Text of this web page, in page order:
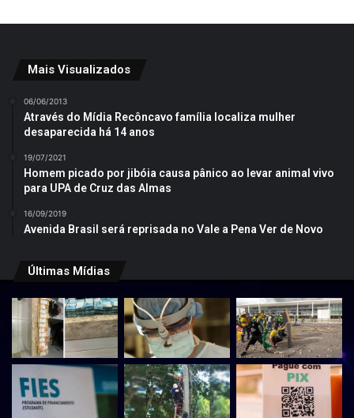
Mais Visualizados
06/06/2013
Através do Mídia Recôncavo família localiza mulher
desaparecida há 14 anos
19/07/2021
Homem picado por jibóia causa pânico ao levar animal vivo
para UPA de Cruz das Almas
16/09/2019
Avenida Brasil será reprisada no Vale a Pena Ver de Novo
Últimas Mídias